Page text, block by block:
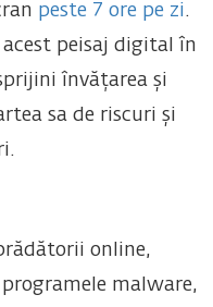
peste 7 ore pe zi.
peisaj digital în
învățarea și
sa de riscuri și
online,
malware,